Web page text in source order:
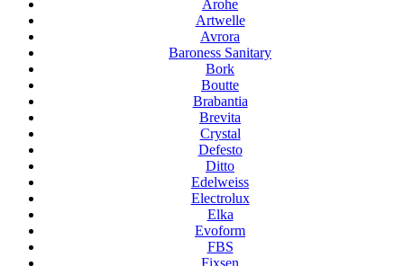
Arohe
Artwelle
Avrora
Baroness Sanitary
Bork
Boutte
Brabantia
Brevita
Crystal
Defesto
Ditto
Edelweiss
Electrolux
Elka
Evoform
FBS